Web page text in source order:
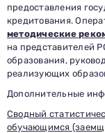
предоставления
кредитования.
методические
на представителей
образования,
реализующих
Дополнительные
Сводный
обучающимся